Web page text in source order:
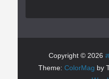
Copyright © 2026 ส
Theme:ColorMag by